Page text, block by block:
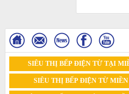
SIÊU THỊ BẾP ĐIỆN TỪ TẠI
SIÊU THỊ BẾP ĐIỆN TỪ